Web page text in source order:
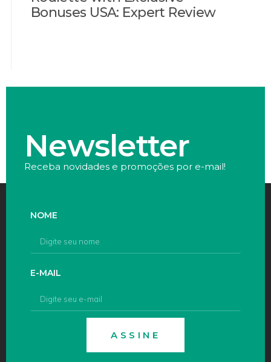
Bonuses USA: Expert Review
Newsletter
Receba novidades e promoções por e-mail!
NOME
E-MAIL
ASSINE